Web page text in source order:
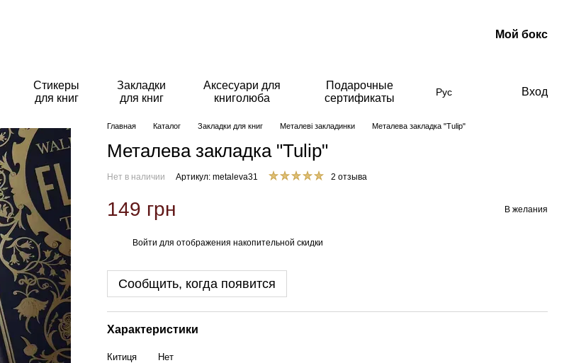
Мой бокс
Стикеры
для книг
Закладки
для книг
Аксесуари для
книголюба
Подарочные
сертификаты
Рус Вход
Главная Каталог Закладки для книг Металеві закладинки Металева закладка "Tulip"
Металева закладка "Tulip"
Нет в наличии Артикул: metaleva31 2 отзыва
149 грн В желания
Войти для отображения накопительной скидки
Сообщить, когда появится
Характеристики
Китиця Нет